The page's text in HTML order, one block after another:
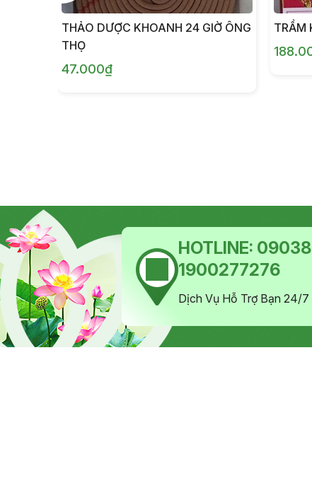
THẢO DƯỢC KHOANH 24 GIỜ ÔNG
THỌ
47.000₫
TRẦM
HOTLINE:
1900277276
Dịch Vụ Hỗ Trợ Bạn 24/7